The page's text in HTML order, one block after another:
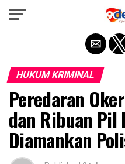
HUKUM KRIMINAL
Peredaran
dan Ribuan Pil
Diamankan
Exit